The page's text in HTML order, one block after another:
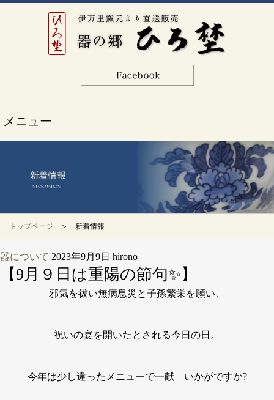
メニュー
トップページ ＞ 新着情報
器について 2023年9月9日 hirono
【9月９日は重陽の節句✨】
邪気を祓い無病息災と子孫繁栄を願い、
祝いの宴を開いたとされる今日の日。
今年は少し違ったメニューで一献 いかがですか?